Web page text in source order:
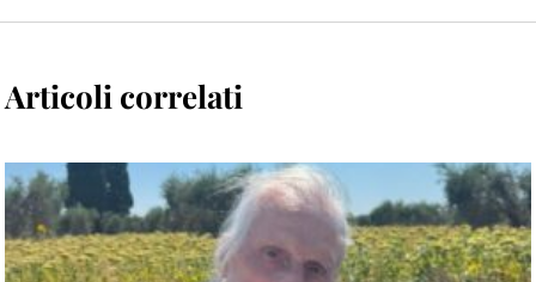
Articoli correlati